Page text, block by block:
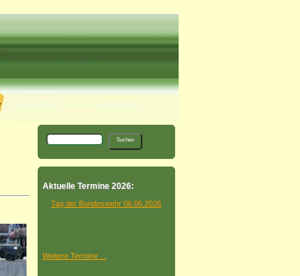
Aktuelle Termine 2026:
Tag der Bundeswehr 06.06.2026
Weitere Termine ...